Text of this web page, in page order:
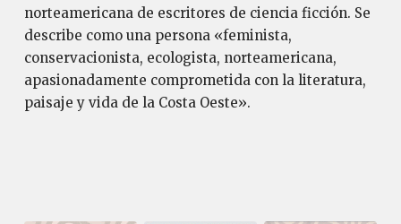
norteamericana de escritores de ciencia ficción. Se
describe como una persona «feminista,
conservacionista, ecologista, norteamericana,
apasionadamente comprometida con la literatura,
paisaje y vida de la Costa Oeste».